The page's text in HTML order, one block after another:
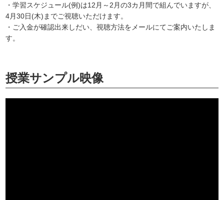
・学習スケジュール(例)は12月～2月の3カ月間で組んでいますが、
4月30日(木)までご視聴いただけます。
・ご入金が確認出来しだい、視聴方法をメールにてご案内いたしま
す。
授業サンプル映像